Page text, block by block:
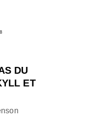
DU
ET